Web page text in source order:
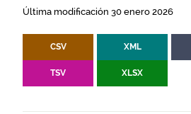
Última modificación 30 enero 2026
CSV XML
TSV XLSX